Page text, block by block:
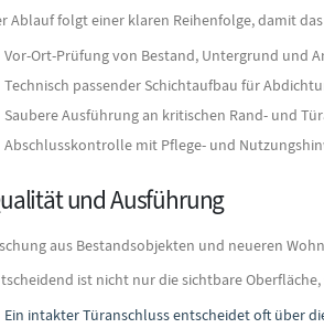
Ablauf folgt einer klaren Reihenfolge, damit
Vor-Ort-Prüfung von Bestand, Untergrund und
Technisch passender Schichtaufbau für
Saubere Ausführung an kritischen Rand- und
Abschlusskontrolle mit Pflege- und
und Ausführung
aus Bestandsobjekten und neueren
ist nicht nur die sichtbare
Ein intakter Türanschluss entscheidet oft über